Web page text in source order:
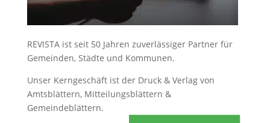
REVISTA ist seit 50 Jahren zuverlässiger Partner für
Gemeinden, Städte und Kommunen.
Unser Kerngeschäft ist der Druck & Verlag von
Amtsblättern, Mitteilungsblättern &
Gemeindeblättern.